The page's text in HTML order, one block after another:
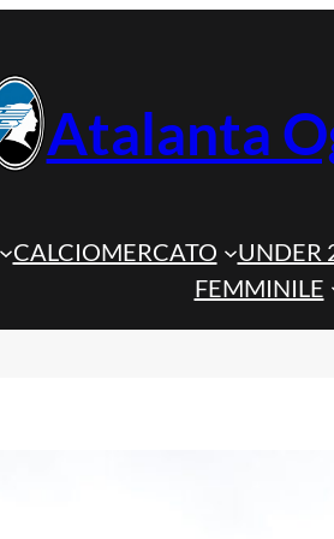
Atalanta
CALCIOMERCATO UNDER
FEMMINILE